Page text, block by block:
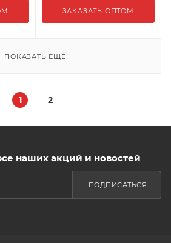
ЗАКАЗАТЬ ОПТОМ
ПОКАЗАТЬ ЕЩЕ
1 2
наших акций и новостей
ПОДПИСАТЬСЯ